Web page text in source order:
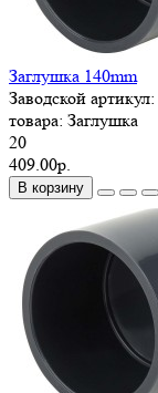
Заглушка 140mm
Заводской артикул:
товара: Заглушка
20
409.00р.
В корзину